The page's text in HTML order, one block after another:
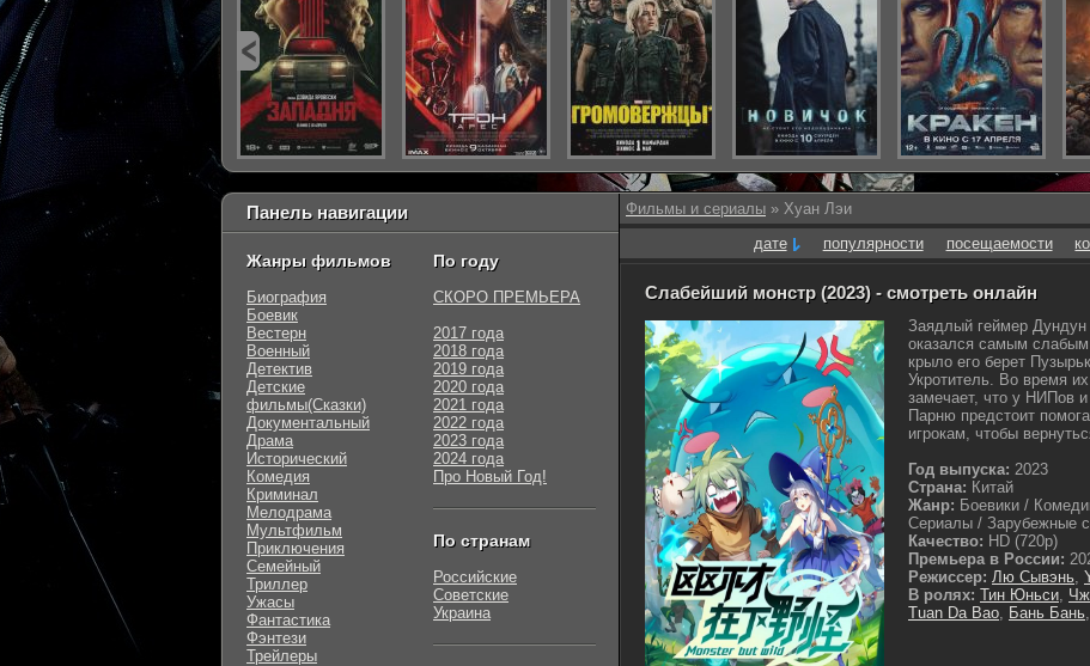
Фильмы и сериалы » Хуан Лэи
дате
популярности посещаемости
Слабейший монстр (2023) - смотреть онлайн
Заядлый геймер Дундун
оказался самым
крыло его берет
Укротитель. Во время
замечает, что у НИПов
Парню предстоит
игрокам, чтобы
Год выпуска: 2023
Страна: Китай
Жанр: Боевики /
Сериалы / Зарубежные
Качество: HD (720p)
Премьера в России:
Режиссер: Лю Сывэнь,
В ролях: Тин Юньси,
Tuan Da Bao, Бань Бань,
Панель навигации
Жанры фильмов
Биография
Боевик
Вестерн
Военный
Детектив
Детские
фильмы(Сказки)
Документальный
Драма
Исторический
Комедия
Криминал
Мелодрама
Мультфильм
Приключения
Семейный
Триллер
Ужасы
Фантастика
Фэнтези
Трейлеры
По году
СКОРО ПРЕМЬЕРА
2017 года
2018 года
2019 года
2020 года
2021 года
2022 года
2023 года
2024 года
Про Новый Год!
По странам
Российские
Советские
Украина